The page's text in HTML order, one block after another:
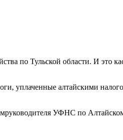
по Тульской области. И это
уплаченные алтайскими
УФНС по